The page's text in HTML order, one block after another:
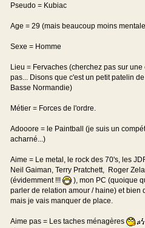
Pseudo = Kubiac
Age = 29 (mais beaucoup moins
Sexe = Homme
Lieu = Fervaches (cherchez pas sur une
pas... Disons que c'est un petit patelin
Basse Normandie)
Métier = Forces de l'ordre.
Adooore = le Paintball (je suis un
acharné...)
Aime = Le metal, le rock des 70's, les
Neil Gaiman, Terry Pratchett, Roger
(évidemment !!!
), mon PC (quoique
parler de relation amour / haine) et bien
mais je vais manquer de place.
Aime pas = Les taches ménagères